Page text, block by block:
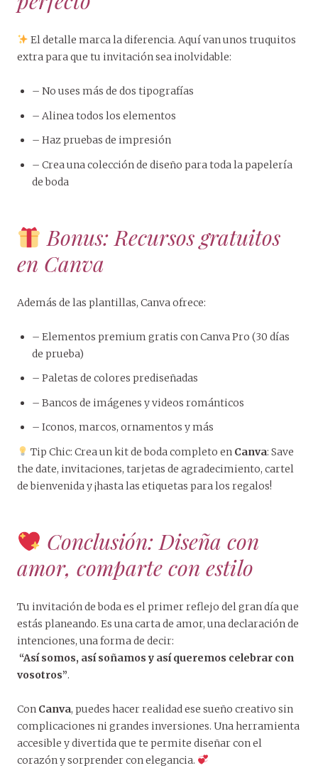
El detalle marca la diferencia. Aquí van unos truquitos
extra para que tu invitación sea inolvidable:
– No uses más de dos tipografías
– Alinea todos los elementos
– Haz pruebas de impresión
– Crea una colección de diseño para toda la papelería
de boda
Bonus: Recursos gratuitos
en Canva
Además de las plantillas, Canva ofrece:
– Elementos premium gratis con Canva Pro (30 días
de prueba)
– Paletas de colores prediseñadas
– Bancos de imágenes y videos románticos
– Iconos, marcos, ornamentos y más
Tip Chic: Crea un kit de boda completo en Canva: Save
the date, invitaciones, tarjetas de agradecimiento, cartel
de bienvenida y ¡hasta las etiquetas para los regalos!
Conclusión: Diseña con
amor, comparte con estilo
Tu invitación de boda es el primer reflejo del gran día que
estás planeando. Es una carta de amor, una declaración de
intenciones, una forma de decir:
“Así somos, así soñamos y así queremos celebrar con
vosotros”.
Con Canva, puedes hacer realidad ese sueño creativo sin
complicaciones ni grandes inversiones. Una herramienta
accesible y divertida que te permite diseñar con el
corazón y sorprender con elegancia.